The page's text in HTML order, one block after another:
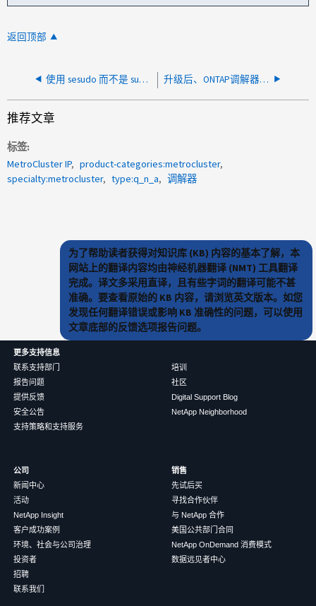
返回顶部
使用 sesudo 而不是 sudo 时，ONTAP Mediator 安装失败 升级后、ONTAP调解器添加向导失败
推荐文章
标签
MetroCluster IP
product-categories:metrocluster
specialty:metrocluster
type:q_n_a 调解器
为了帮助读者获得对知识库 (KB) 内容的基本了解，本
网站上的翻译内容均由神经机器翻译 (NMT) 工具翻译
完成。译文多采用直译，且有些字词的翻译可能不甚
准确。要查看原始的 KB 内容，请浏览英文版本。如您
发现任何翻译错误或影响 KB 准确性的问题，可以使用
文章底部的反馈选项报告问题。
更多支持信息
联系支持部门
报告问题
提供反馈
安全公告
支持策略和支持服务
培训
社区
Digital Support Blog
NetApp Neighborhood
公司
新闻中心
活动
NetApp Insight
客户成功案例
环境、社会与公司治理
投资者
招聘
联系我们
销售
先试后买
寻找合作伙伴
与 NetApp 合作
美国公共部门合同
NetApp OnDemand 消费模式
数据远见者中心